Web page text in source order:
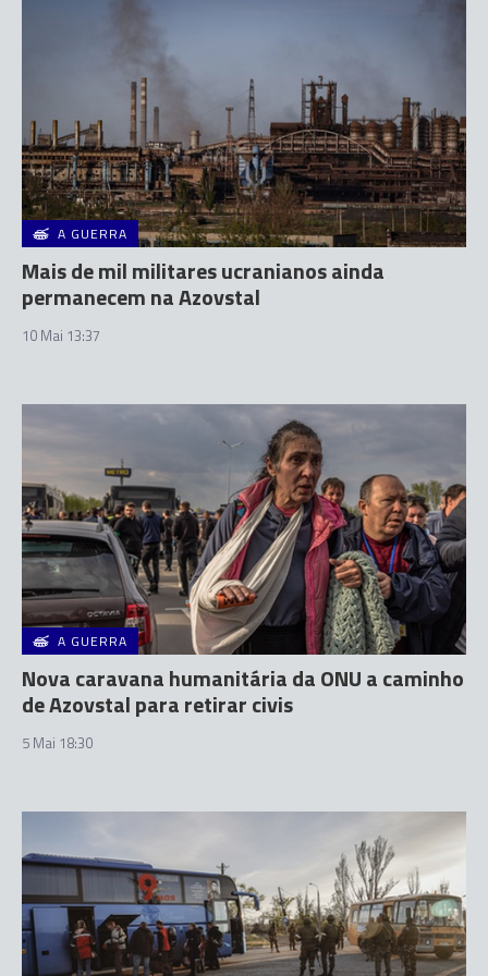
A GUERRA
Mais de mil militares ucranianos ainda
permanecem na Azovstal
10 Mai 13:37
A GUERRA
Nova caravana humanitária da ONU a caminho
de Azovstal para retirar civis
5 Mai 18:30